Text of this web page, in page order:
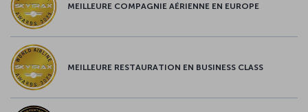
MEILLEURE COMPAGNIE AÉRIENNE EN EUROPE
MEILLEURE RESTAURATION EN BUSINESS CLASS